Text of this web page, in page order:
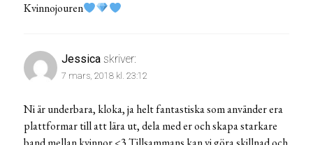
Kvinnojouren
Jessica skriver:
7 mars, 2018 kl. 23:12
Ni är underbara, kloka, ja helt fantastiska som använder era
plattformar till att lära ut, dela med er och skapa starkare